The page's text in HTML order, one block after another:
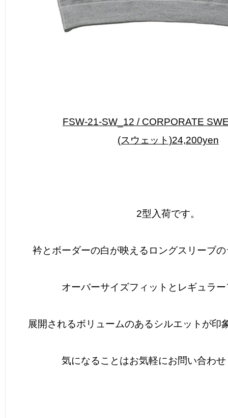
FSW-21-SW_12 / CORPORATE
(スウェット)24,200yen
2型入荷です。
衿とボーダーの白が映えるロングスリーブ
オーバーサイズフィットとレギュラ
展開されるボリュームのあるシルエットが印
気になることはお気軽にお問い合わ